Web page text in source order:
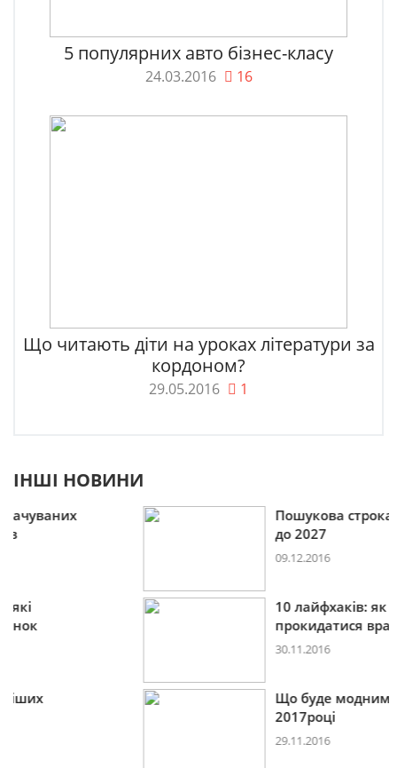
5 популярних авто бізнес-класу
24.03.2016 16
Що читають діти на уроках літератури за
кордоном?
29.05.2016 1
ІНШІ НОВИНИ
Пошукова строка зникне
10 лайфхаків: як легко
прокидатися вранці
Що буде модним у